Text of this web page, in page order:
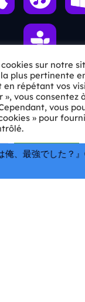
最強でした？』
?
sur notre
plus pertinente
en répétant vos
», vous consentez
vous
» pour
Tout accepter